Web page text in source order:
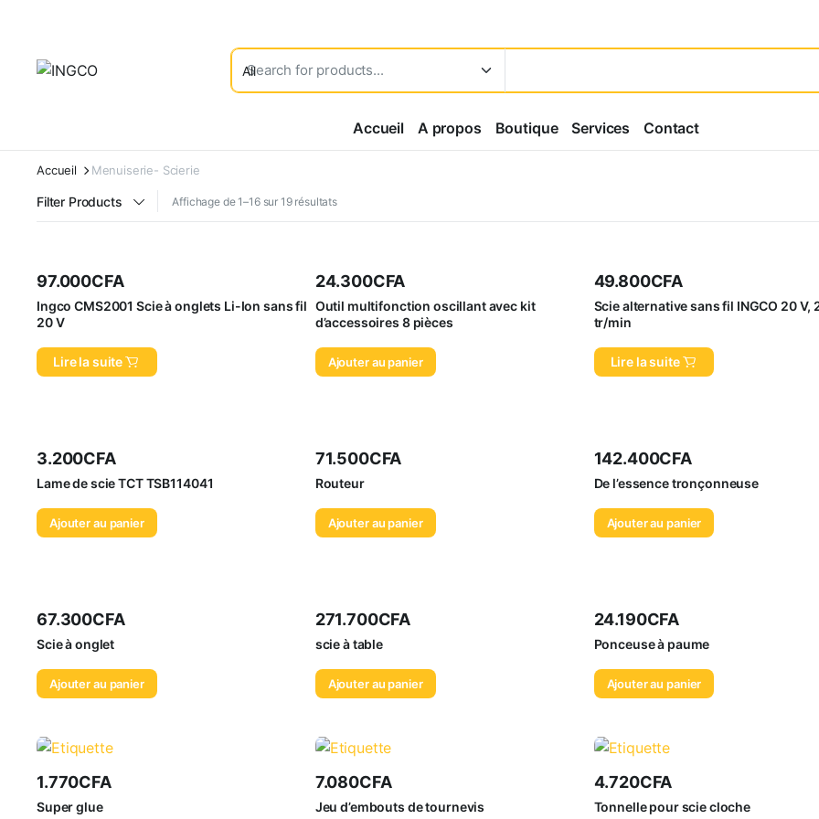
Accueil A propos Boutique Services Contact
Accueil Menuiserie- Scierie
Filter Products Affichage de 1–16 sur 19 résultats
97.000CFA
Ingco CMS2001 Scie à onglets Li-Ion sans fil
20 V
Lire la suite
24.300CFA
Outil multifonction oscillant avec kit
d’accessoires 8 pièces
Ajouter au panier
49.800CFA
Scie alternative sans fil INGCO 20 V,
tr/min
Lire la suite
3.200CFA
Lame de scie TCT TSB114041
Ajouter au panier
71.500CFA
Routeur
Ajouter au panier
142.400CFA
De l’essence tronçonneuse
Ajouter au panier
67.300CFA
Scie à onglet
Ajouter au panier
271.700CFA
scie à table
Ajouter au panier
24.190CFA
Ponceuse à paume
Ajouter au panier
1.770CFA
Super glue
7.080CFA
Jeu d’embouts de tournevis
4.720CFA
Tonnelle pour scie cloche